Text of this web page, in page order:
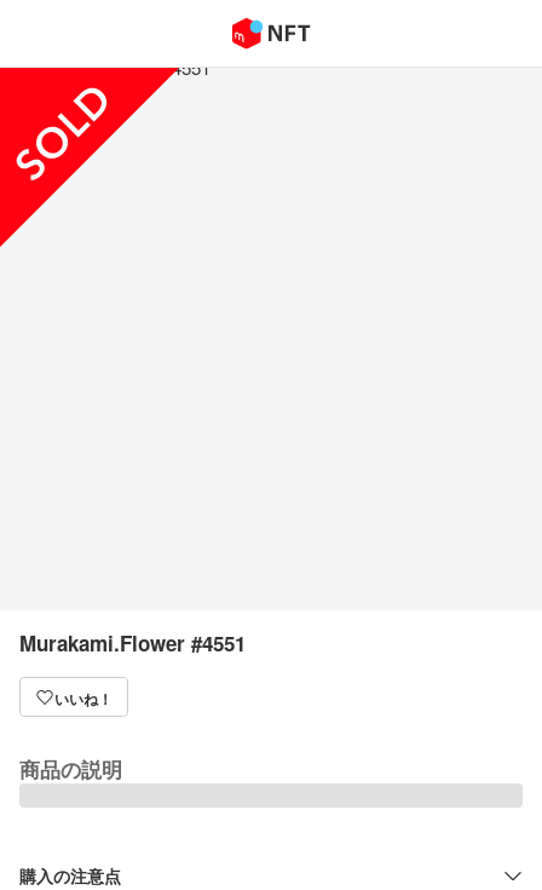
Murakami.Flower #4551
いいね！
商品の説明
購入の注意点